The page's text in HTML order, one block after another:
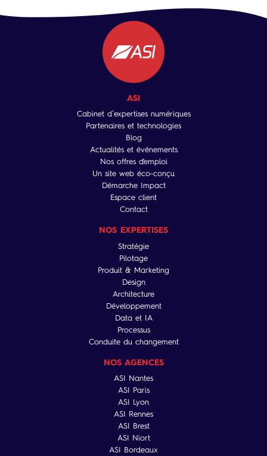
ASI
Cabinet d’expertises numériques
Partenaires et technologies
Blog
Actualités et événements
Nos offres d'emploi
Un site web éco-conçu
Démarche Impact
Espace client
Contact
NOS EXPERTISES
Stratégie
Pilotage
Produit & Marketing
Design
Architecture
Développement
Data et IA
Processus
Conduite du changement
NOS AGENCES
ASI Nantes
ASI Paris
ASI Lyon
ASI Rennes
ASI Brest
ASI Niort
ASI Bordeaux